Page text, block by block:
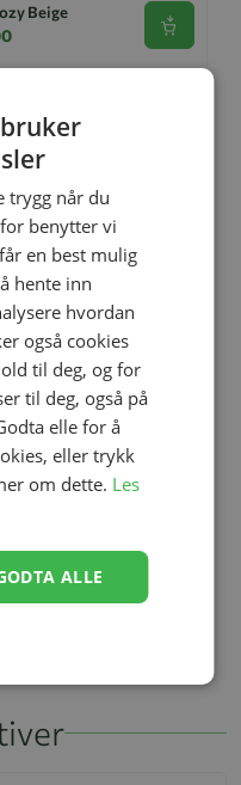
Beige
Se
Deep Oak
Navy
trygg når du
benytter vi
en best mulig
hente inn
hvordan
også cookies
til deg, og for
til deg, også på
elle for å
eller trykk
om dette. Les
ALLE